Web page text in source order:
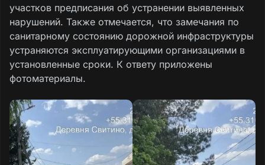
участков предписания об устранении выявленных
нарушений. Также отмечается, что замечания по
санитарному состоянию дорожной инфраструктуры
устраняются эксплуатирующими организациями в
установленные сроки. К ответу приложены
фотоматериалы.